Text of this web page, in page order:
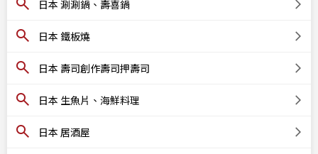
日本 涮涮鍋、壽喜鍋
日本 鐵板燒
日本 壽司創作壽司押壽司
日本 生魚片、海鮮料理
日本 居酒屋